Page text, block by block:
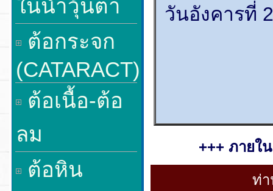
ในน้ำวุ้นตา
ต้อกระจก
(CATARACT)
ต้อเนื้อ-ต้อ
ลม
ต้อหิน
วันอังคารที่
+++ ภายใ
ท่า